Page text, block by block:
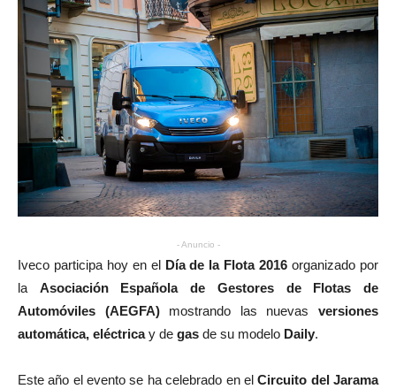
- Anuncio -
Iveco participa hoy en el Día de la Flota 2016 organizado por
la Asociación Española de Gestores de Flotas de
Automóviles (AEGFA)mostrando las nuevasversiones
automática, eléctricay de gas de su modelo Daily.
Este año el evento se ha celebrado en elCircuito del Jarama